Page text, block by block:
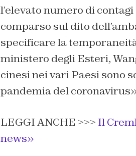
l’elevato numero di
comparso sul dito
specificare la
ministero degli Esteri,
cinesi nei vari Paesi sono
pandemia del
LEGGI ANCHE >>> Il
news»